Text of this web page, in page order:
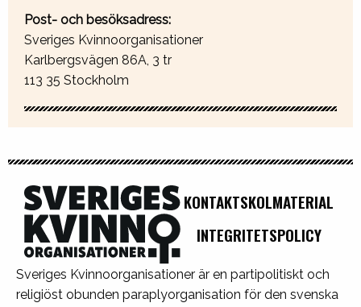
Post- och besöksadress:
Sveriges Kvinnoorganisationer
Karlbergsvägen 86A, 3 tr
113 35 Stockholm
Sveriges Kvinnoorganisationer är en partipolitiskt och
religiöst obunden paraplyorganisation för den svenska
KONTAKTSKOLMATERIAL
INTEGRITETSPOLICY